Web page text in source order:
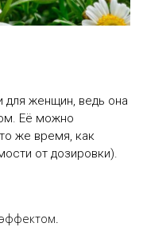
для женщин, ведь она
Её можно
же время, как
от дозировки).